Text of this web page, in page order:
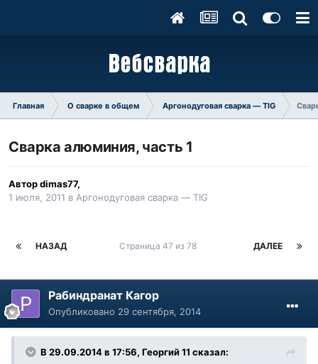
Главная О сварке в общем Аргонодуговая сварка — TIG
Сварка алюминия, часть 1
Авторdimas77,
1 июля, 2011 в Аргонодуговая сварка — TIG
НАЗАД ДАЛЕЕ
Страница 47 из 78
Рабиндранат Кагор
Опубликовано 29 сентября, 2014
В 29.09.2014 в 17:56, Георгий 11 сказал: